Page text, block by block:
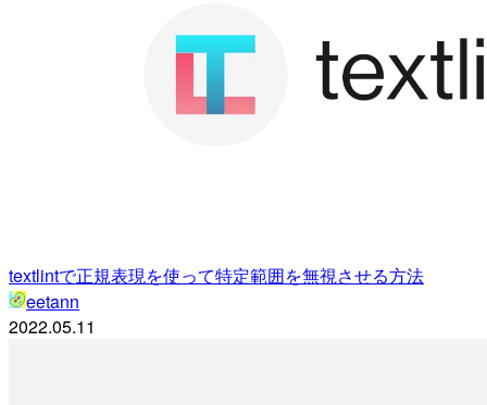
textlintで正規表現を使って特定範囲を無視させる方法
eetann
2022.05.11